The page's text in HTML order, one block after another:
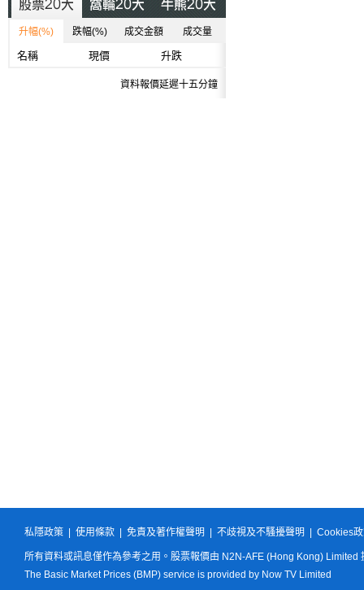
升幅(%) 跌幅(%) 成交金額 成交量
名稱 現價 升跌
資料報價延遲十五分鐘
私隱政策 使用條款 免責及著作權聲明 不歧視及不騷擾聲明 Cookies
所有資料或訊息僅作為參考之用。股票報價由 N2N-AFE (Hong Kong) Limited
The Basic Market Prices (BMP) service is provided by Now TV Limited